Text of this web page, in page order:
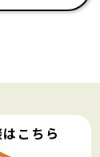
こちら